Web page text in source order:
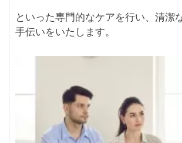
といった専門的なケアを行い、清潔
手伝いをいたします。